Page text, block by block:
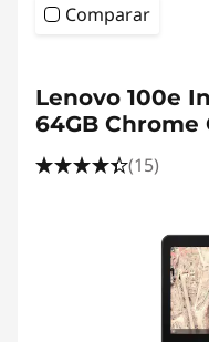
Comparar
Lenovo 100e
64GB Chrome
(15)